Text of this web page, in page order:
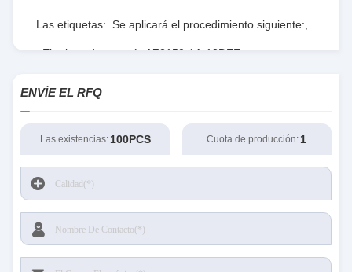
Las etiquetas: Se aplicará el procedimiento siguiente:
El relevo de energía AZ2150-1A-12DEF,
la central eléctrica de la central eléctrica.
ENVÍE EL RFQ
Las existencias: 100PCS Cuota de producción: 1